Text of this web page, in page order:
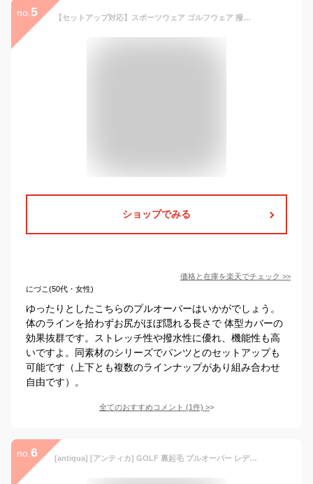
no. 5 【セットアップ対応】スポーツウェア ゴルフウェア 撥水 プルオーバー Tシャツ レディース メンズ 男女兼用 ユニセックス 春 冬 秋 ゴルフウエア 長袖 ストレッチ 高身長 大きいサイズ ハイネック 布帛 LUXE/R ラグジュ ブランド
ショップでみる
価格と在庫を楽天でチェック >>
にづこ(50代・女性)
ゆったりとしたこちらのプルオーバーはいかがでしょう。
体のラインを拾わずお尻がほぼ隠れる長さで 体型カバーの
効果抜群です。ストレッチ性や撥水性に優れ、機能性も高
いですよ。同素材のシリーズでパンツとのセットアップも
可能です（上下とも複数のラインナップがあり組み合わせ
自由です）。
全てのおすすめコメント (1件) >
no. 6 [antiqua] [アンティカ] GOLF 裏起毛 プルオーバー レディース ZGL-40001 Regular(S-L相当) 05 ブラック